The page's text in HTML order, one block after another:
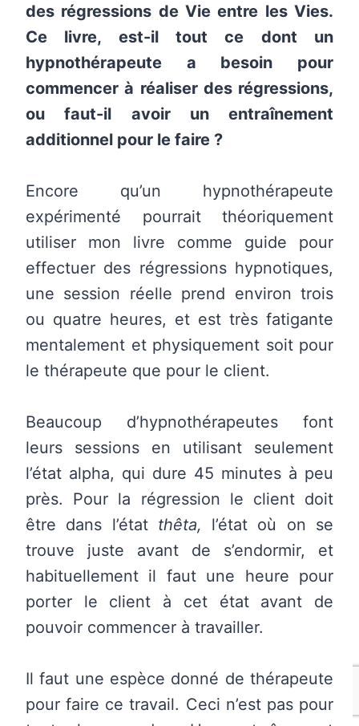
des régressions de Vie entre les Vies.
Ce livre, est-il tout ce dont un
hypnothérapeute a besoin pour
commencer à réaliser des régressions,
ou faut-il avoir un entraînement
additionnel pour le faire ?
Encore qu’un hypnothérapeute
expérimenté pourrait théoriquement
utiliser mon livre comme guide pour
effectuer des régressions hypnotiques,
une session réelle prend environ trois
ou quatre heures, et est très fatigante
mentalement et physiquement soit pour
le thérapeute que pour le client.
Beaucoup d’hypnothérapeutes font
leurs sessions en utilisant seulement
l’état alpha, qui dure 45 minutes à peu
près. Pour la régression le client doit
être dans l’état thêta, l’état où on se
trouve juste avant de s’endormir, et
habituellement il faut une heure pour
porter le client à cet état avant de
pouvoir commencer à travailler.
Il faut une espèce donné de thérapeute
pour faire ce travail. Ceci n’est pas pour